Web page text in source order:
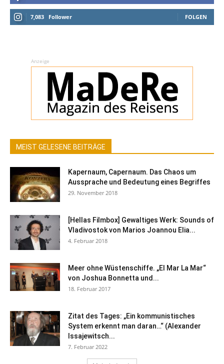
7,083 Follower FOLGEN
Anzeige
MEIST GELESENE BEITRÄGE
Kapernaum, Capernaum. Das Chaos um
Aussprache und Bedeutung eines Begriffes
29. November 2018
[Hellas Filmbox] Gewaltiges Werk: Sounds of
Vladivostok von Marios Joannou Elia...
4. Februar 2018
Meer ohne Wüstenschiffe. „El Mar La Mar“
von Joshua Bonnetta und...
18. Februar 2017
Zitat des Tages: „Ein kommunistisches
System erkennt man daran…“ (Alexander
Issajewitsch...
7. Februar 2022